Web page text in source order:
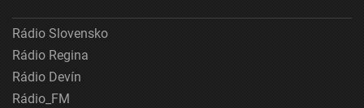
Rádio Slovensko
Rádio Regina
Rádio Devín
Rádio_FM